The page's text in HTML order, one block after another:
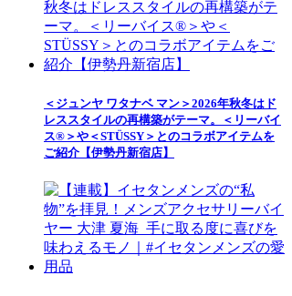
＜ジュンヤ ワタナベ マン＞2026年秋冬はド
レススタイルの再構築がテーマ。＜リーバイ
ス®＞や＜STÜSSY＞とのコラボアイテムを
ご紹介【伊勢丹新宿店】